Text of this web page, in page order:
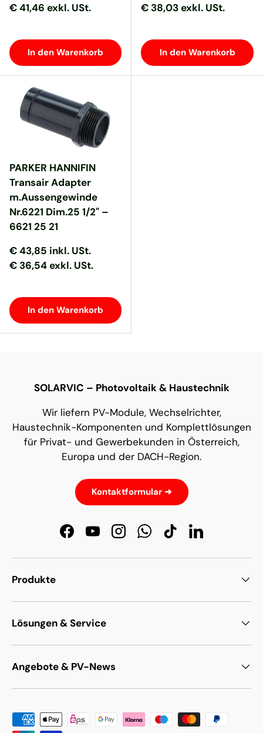
€ 41,46 exkl. USt.
In den Warenkorb
€ 38,03 exkl. USt.
In den Warenkorb
PARKER HANNIFIN
Transair Adapter
m.Aussengewinde
Nr.6221 Dim.25 1/2" –
6621 25 21
Normaler Preis
Normaler Preis
€ 43,85 inkl. USt.
€ 36,54 exkl. USt.
In den Warenkorb
SOLARVIC – Photovoltaik & Haustechnik
Wir liefern PV-Module, Wechselrichter,
Haustechnik-Komponenten und Komplettlösungen
für Privat- und Gewerbekunden in Österreich,
Europa und der DACH-Region.
Kontaktformular ➜
FacebookYouTubeInstagramWhatsApp
TikTokLinkedIn
Produkte
Lösungen & Service
Angebote & PV-News
Zahlungsmethoden